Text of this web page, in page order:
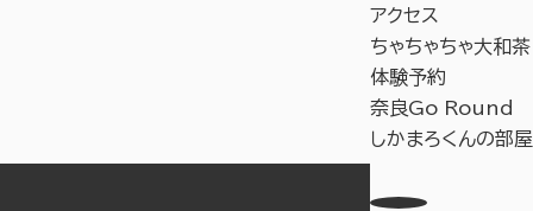
アクセス
ちゃちゃちゃ大和茶
体験予約
奈良Go Round
しかまろくんの部屋